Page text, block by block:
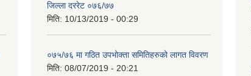
जिल्ला दररेट ०७६/७७
मिति: 10/13/2019 - 00:29
०७५/७६ मा गठित उपभोक्ता समितिहरुको लागत विवरण
मिति: 08/07/2019 - 20:21